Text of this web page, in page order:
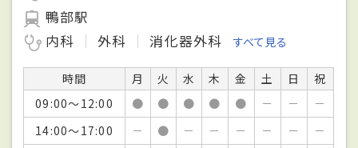
鴨部駅
内科
外科 消化器外科 すべて見る
時間 月 火 水 木 金 土 日
祝
09:00～12:00
● ● ● ● ● － －
－
14:00～17:00
－ ● － － － － －
－